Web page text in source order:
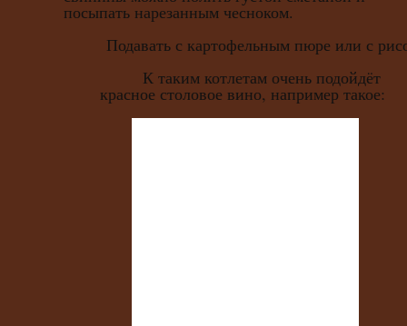
посыпать нарезанным чесноком.
Подавать с картофельным пюре или с
К таким котлетам очень подойдёт
красное столовое вино, например такое: